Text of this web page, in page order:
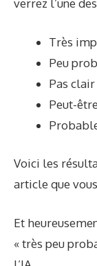
verrez l’une
Très
Peu
Pas clair
Peut-
Voici les
article que
Et
« très peu